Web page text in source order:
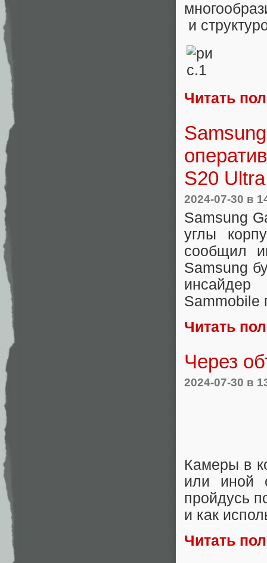
и
Читать
S20
2024-07-30 в
Samsung
углы
сообщил
Samsung
Sammobile
Читать
Через
2024-07-30 в
Камеры в
или иной
пройдусь
и как
Читать